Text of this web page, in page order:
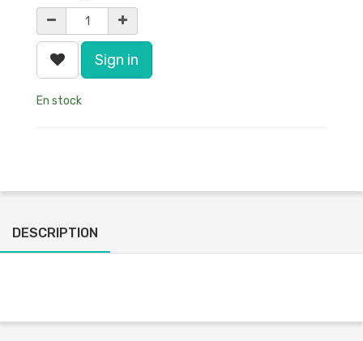
Sign in
En stock
DESCRIPTION